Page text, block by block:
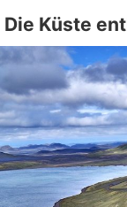
Die Küste